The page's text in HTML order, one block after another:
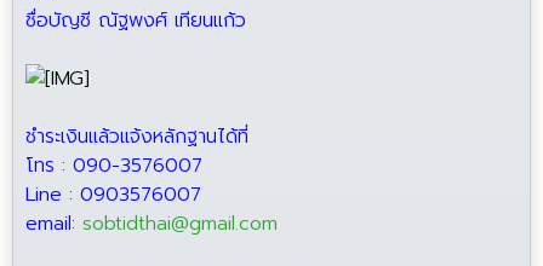
ชื่อบัญชี ณัฐพงศ์ เทียนแก้ว
ชำระเงินแล้วแจ้งหลักฐานได้ที่
โทร : 090-3576007
Line : 0903576007
email: sobtidthai@gmail.com